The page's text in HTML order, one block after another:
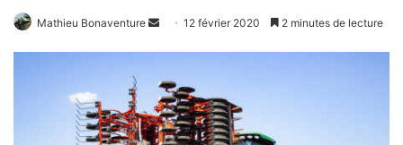
Mathieu Bonaventure
o
y
e
12 février 2020 2 minutes de lecture